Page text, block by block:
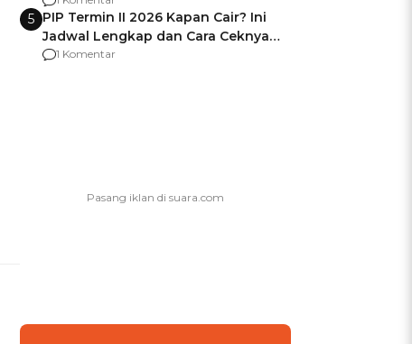
5 PIP Termin II 2026 Kapan Cair? Ini
Jadwal Lengkap dan Cara Ceknya
agar Dana Tidak Hangus!
1 Komentar